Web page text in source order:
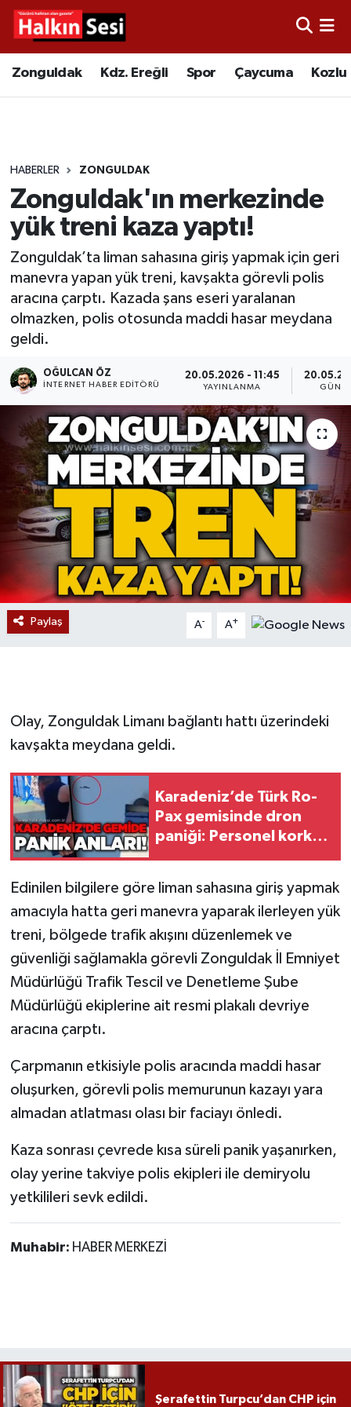
Zonguldak Kdz. Ereğli Spor Çaycuma Kozlu
HABERLER ZONGULDAK
Zonguldak'ın merkezinde
yük treni kaza yaptı!
Zonguldak’ta liman sahasına giriş yapmak için geri
manevra yapan yük treni, kavşakta görevli polis
aracına çarptı. Kazada şans eseri yaralanan
olmazken, polis otosunda maddi hasar meydana
geldi.
OĞULCAN ÖZ
İNTERNET HABER EDITÖRÜ
20.05.2026 - 11:45
YAYINLANMA
Paylaş A- A+
Olay, Zonguldak Limanı bağlantı hattı üzerindeki
kavşakta meydana geldi.
Karadeniz’de Türk Ro-
Pax gemisinde dron
paniği: Personel korku
Edinilen bilgilere göre liman sahasına giriş yapmak
amacıyla hatta geri manevra yaparak ilerleyen yük
treni, bölgede trafik akışını düzenlemek ve
güvenliği sağlamakla görevli Zonguldak İl Emniyet
Müdürlüğü Trafik Tescil ve Denetleme Şube
Müdürlüğü ekiplerine ait resmi plakalı devriye
aracına çarptı.
Çarpmanın etkisiyle polis aracında maddi hasar
oluşurken, görevli polis memurunun kazayı yara
almadan atlatması olası bir faciayı önledi.
Kaza sonrası çevrede kısa süreli panik yaşanırken,
olay yerine takviye polis ekipleri ile demiryolu
yetkilileri sevk edildi.
Muhabir: HABER MERKEZİ
Şerafettin Turpcu’dan CHP için
Video
Çaycuma
Alaplı
Asayiş
Bartın
Karabük
Devrek
Bolu
ÇEVRE
BİLİM VE TEKNOLOJİ
DUNYA
Düzce
Eğitim
Gökçebey
GÜNDEM
İş ilanı
Kilimli
Kültür - Sanat
MAGAZİN
Politika
Röportaj
Sağlık
Spor
Ulusal
Merkez Hava Durumu
Tüm Manşetler
Son Dakika Haberleri
Haber Arşivi